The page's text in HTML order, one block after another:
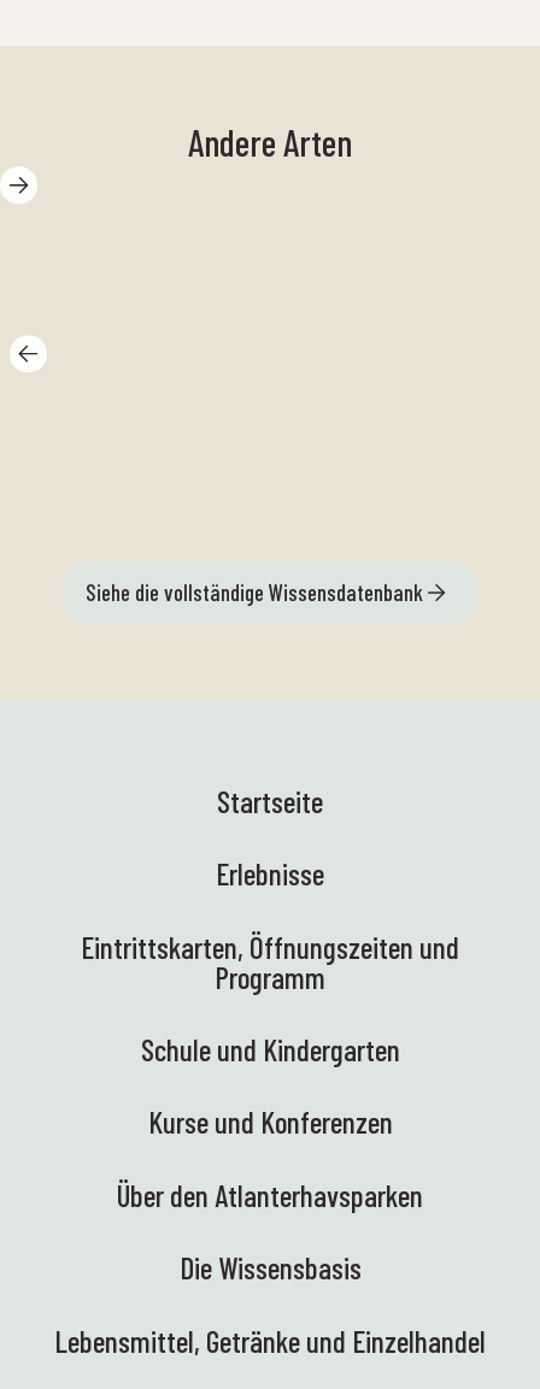
Andere Arten
Siehe die vollständige Wissensdatenbank
Startseite
Erlebnisse
Eintrittskarten, Öffnungszeiten und
Programm
Schule und Kindergarten
Kurse und Konferenzen
Über den Atlanterhavsparken
Die Wissensbasis
Lebensmittel, Getränke und Einzelhandel